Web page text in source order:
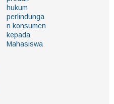
hukum
perlindunga
n konsumen
kepada
Mahasiswa